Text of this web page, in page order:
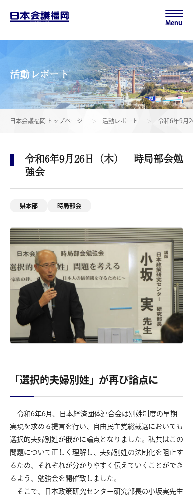
Menu
活動レポート
日本会議福岡 トップページ 活動レポート 令和6年9月
令和6年9月26日（木） 時局部会勉
強会
県本部 時局部会
「選択的夫婦別姓」が再び論点に
令和6年6月、日本経済団体連合会は別姓制度の早期
実現を求める提言を行い、自由民主党総裁選においても
選択的夫婦別姓が俄かに論点となりました。私共はこの
問題について正しく理解し、夫婦別姓の法制化を阻止す
るため、それぞれが分かりやすく伝えていくことができ
るよう、勉強会を開催致しました。
そこで、日本政策研究センター研究部長の小坂実先生